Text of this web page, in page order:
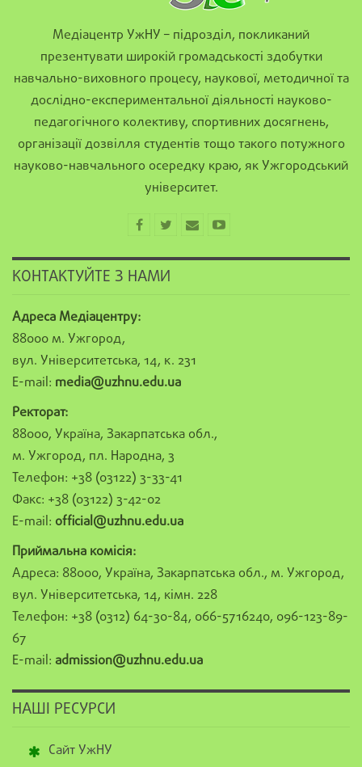
Медіацентр УжНУ – підрозділ, покликаний
презентувати широкій громадськості здобутки
навчально-виховного процесу, наукової, методичної та
дослідно-експериментальної діяльності науково-
педагогічного колективу, спортивних досягнень,
організації дозвілля студентів тощо такого потужного
науково-навчального осередку краю, як Ужгородський
університет.
КОНТАКТУЙТЕ З НАМИ
Адреса Медіацентру:
88000 м. Ужгород,
вул. Університетська, 14, к. 231
E-mail: media@uzhnu.edu.ua
Ректорат:
88000, Україна, Закарпатська обл.,
м. Ужгород, пл. Народна, 3
Телефон: +38 (03122) 3-33-41
Факс: +38 (03122) 3-42-02
E-mail: official@uzhnu.edu.ua
Приймальна комісія:
Адреса: 88000, Україна, Закарпатська обл., м. Ужгород,
вул. Університетська, 14, кімн. 228
Телефон: +38 (0312) 64-30-84, 066-5716240, 096-123-89-
67
E-mail: admission@uzhnu.edu.ua
НАШІ РЕСУРСИ
Сайт УжНУ